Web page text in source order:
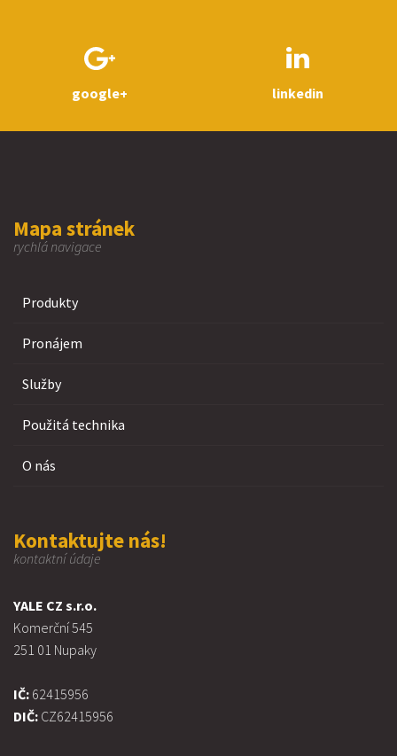
google+ linkedin
Mapa stránek
rychlá navigace
Produkty
Pronájem
Služby
Použitá technika
O nás
Kontaktujte nás!
kontaktní údaje
YALE CZ s.r.o.
Komerční 545
251 01 Nupaky
IČ: 62415956
DIČ: CZ62415956